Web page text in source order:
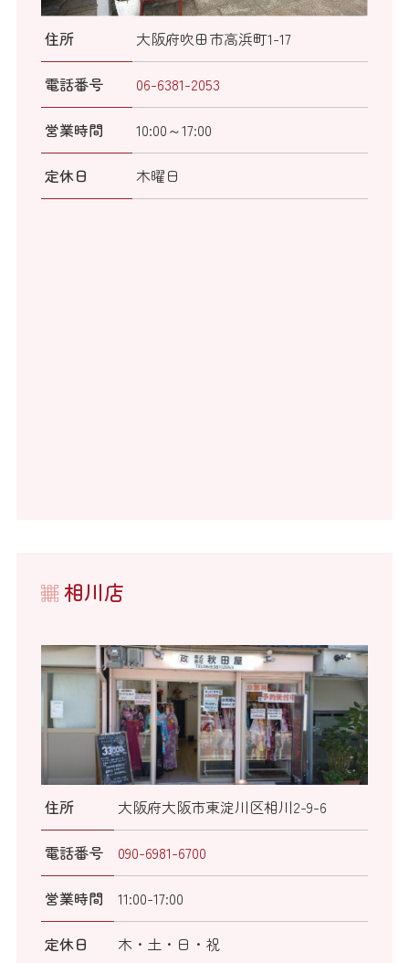
住所 大阪府吹田市高浜町1-17
電話番号 06-6381-2053
営業時間 10:00～17:00
定休日 木曜日
相川店
住所 大阪府大阪市東淀川区相川2-9-6
電話番号 090-6981-6700
営業時間 11:00-17:00
定休日 木・土・日・祝